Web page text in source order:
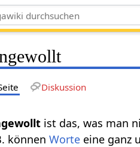
Diskussion
ist das, was man
könnenWorte eine ganz